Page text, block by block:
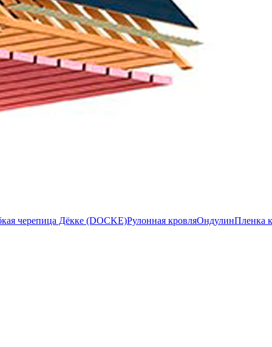
черепица Дёкке (DOCKE)Рулонная кровляОндулинПленка